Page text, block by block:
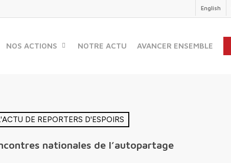
English
NOS ACTIONS NOTRE ACTU AVANCER ENSEMBLE
DE REPORTERS D'ESPOIRS
nationales de l’autopartage